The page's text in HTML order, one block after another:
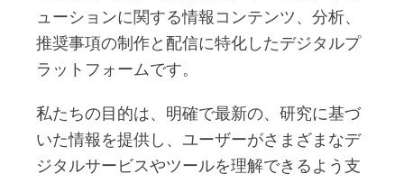
ューションに関する情報コンテンツ、分析、
推奨事項の制作と配信に特化したデジタルプ
ラットフォームです。
私たちの目的は、明確で最新の、研究に基づ
いた情報を提供し、ユーザーがさまざまなデ
ジタルサービスやツールを理解できるよう支